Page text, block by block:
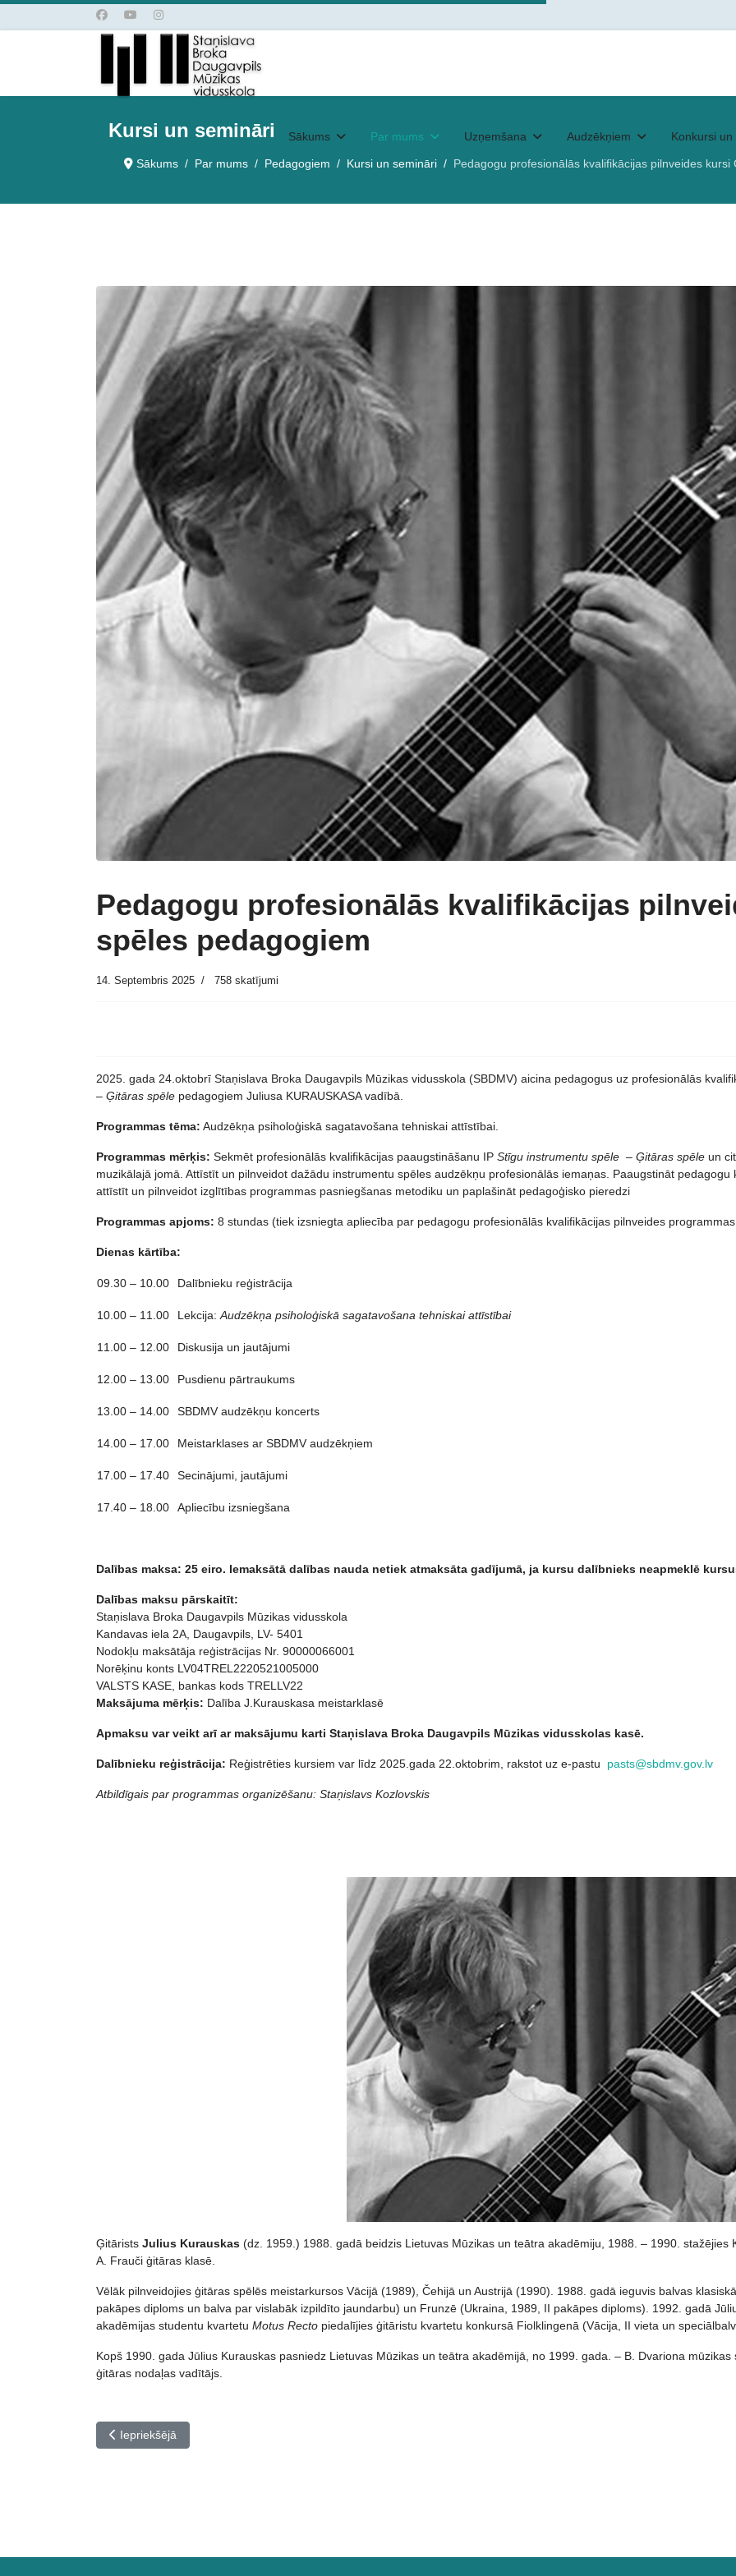
Sākums Par mums Uzņemšana Audzēkņiem Konkursi un
Kursi un semināri
Sākums Par mums Pedagogiem Kursi un semināri Pedagogu profesionālās kvalifikācijas pilnveides
Pedagogu profesionālās kvalifikācijas
spēles pedagogiem
14. Septembris 2025 758 skatījumi
2025. gada 24.oktobrī Staņislava Broka Daugavpils Mūzikas vidusskola (SBDMV) aicina pedagogus uz profesionālās
– Ģitāras spēle pedagogiem Juliusa KURAUSKASA vadībā.
Programmas tēma: Audzēkņa psiholoģiskā sagatavošana tehniskai attīstībai.
Programmas mērķis: Sekmēt profesionālās kvalifikācijas paaugstināšanu IP Stīgu instrumentu spēle – Ģitāras spēle un
muzikālajā jomā. Attīstīt un pilnveidot dažādu instrumentu spēles audzēkņu profesionālās iemaņas. Paaugstināt
attīstīt un pilnveidot izglītības programmas pasniegšanas metodiku un paplašināt pedagoģisko pieredzi
Programmas apjoms: 8 stundas (tiek izsniegta apliecība par pedagogu profesionālās kvalifikācijas pilnveides
Dienas kārtība:
09.30 – 10.00 Dalībnieku reģistrācija
10.00 – 11.00 Lekcija: Audzēkņa psiholoģiskā sagatavošana tehniskai attīstībai
11.00 – 12.00 Diskusija un jautājumi
12.00 – 13.00 Pusdienu pārtraukums
13.00 – 14.00 SBDMV audzēkņu koncerts
14.00 – 17.00 Meistarklases ar SBDMV audzēkņiem
17.00 – 17.40 Secinājumi, jautājumi
17.40 – 18.00 Apliecību izsniegšana
Dalības maksa: 25 eiro. Iemaksātā dalības nauda netiek atmaksāta gadījumā, ja kursu dalībnieks neapmeklē
Dalības maksu pārskaitīt:
Staņislava Broka Daugavpils Mūzikas vidusskola
Kandavas iela 2A, Daugavpils, LV- 5401
Nodokļu maksātāja reģistrācijas Nr. 90000066001
Norēķinu konts LV04TREL2220521005000
VALSTS KASE, bankas kods TRELLV22
Maksājuma mērķis: Dalība J.Kurauskasa meistarklasē
Apmaksu var veikt arī ar maksājumu karti Staņislava Broka Daugavpils Mūzikas vidusskolas kasē.
Dalībnieku reģistrācija: Reģistrēties kursiem var līdz 2025.gada 22.oktobrim, rakstot uz e-pastu pasts@sbdmv.gov.lv
Atbildīgais par programmas organizēšanu: Staņislavs Kozlovskis
Ģitārists Julius Kurauskas (dz. 1959.) 1988. gadā beidzis Lietuvas Mūzikas un teātra akadēmiju, 1988. – 1990.
A. Frauči ģitāras klasē.
Vēlāk pilnveidojies ģitāras spēlēs meistarkursos Vācijā (1989), Čehijā un Austrijā (1990). 1988. gadā ieguvis balvas
pakāpes diploms un balva par vislabāk izpildīto jaundarbu) un Frunzē (Ukraina, 1989, II pakāpes diploms). 1992. gadā
akadēmijas studentu kvartetu Motus Recto piedalījies ģitāristu kvartetu konkursā Fiolklingenā (Vācija, II vieta un
Kopš 1990. gada Jūlius Kurauskas pasniedz Lietuvas Mūzikas un teātra akadēmijā, no 1999. gada. – B. Dvariona
ģitāras nodaļas vadītājs.
Iepriekšējais raksts: Pedagogu profesionālās pilnveides kursi Taustiņinstrumentu spēles - Akordeona spēles pedagogiem
Iepriekšējā